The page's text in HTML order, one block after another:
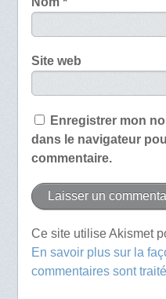
Site web
Enregistrer mon
dans le navigateur
commentaire.
Ce site utilise Akismet
En savoir plus sur la
commentaires sont